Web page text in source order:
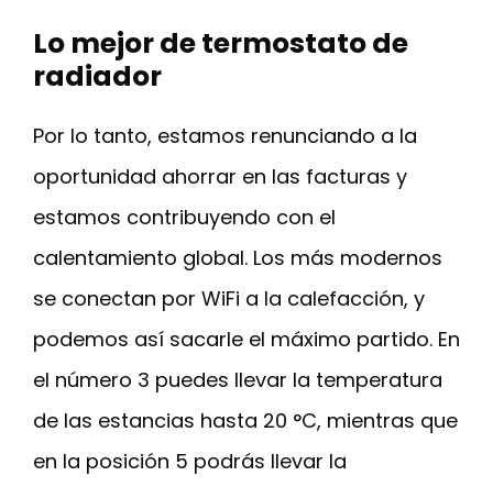
Lo mejor de termostato de
radiador
Por lo tanto, estamos renunciando a la
oportunidad ahorrar en las facturas y
estamos contribuyendo con el
calentamiento global. Los más modernos
se conectan por WiFi a la calefacción, y
podemos así sacarle el máximo partido. En
el número 3 puedes llevar la temperatura
de las estancias hasta 20 °C, mientras que
en la posición 5 podrás llevar la